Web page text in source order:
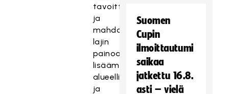
tavoitteita
ja
mahdollistamme
lajin
painoarvon
lisäämisen
alueellisesti
ja
Suomen
Cupin
ilmoittautumi
saikaa
jatkettu 16.8.
asti – vielä